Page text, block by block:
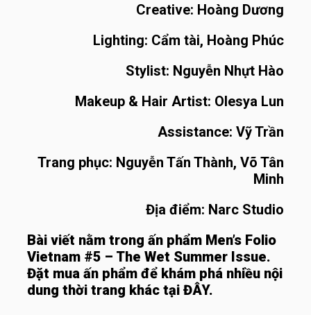
Creative: Hoàng Dương
Lighting: Cẩm tài, Hoàng Phúc
Stylist: Nguyễn Nhựt Hào
Makeup & Hair Artist: Olesya Lun
Assistance: Vỹ Trần
Trang phục: Nguyễn Tấn Thành, Võ Tân
Minh
Địa điểm: Narc Studio
Bài viết nằm trong ấn phẩm Men’s Folio
Vietnam #5 – The Wet Summer Issue.
Đặt mua ấn phẩm để khám phá nhiều nội
dung thời trang khác tại ĐÂY.